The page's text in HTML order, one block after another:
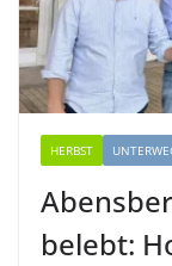
HERBST
belebt: